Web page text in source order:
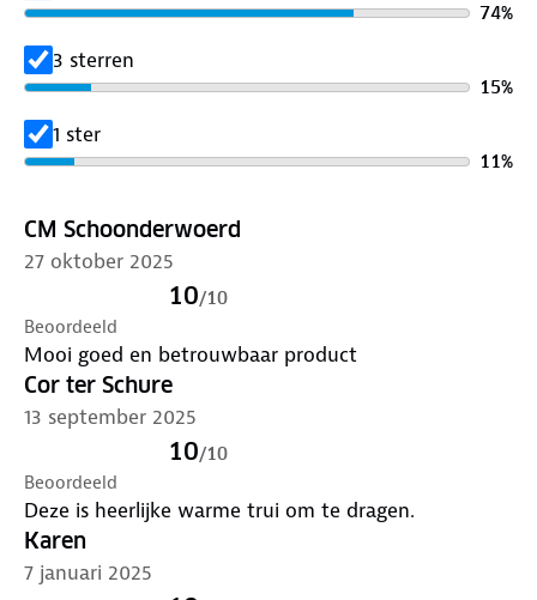
74%
3 sterren
15%
1 ster
11%
CM Schoonderwoerd
27 oktober 2025
10/10
Beoordeeld
Mooi goed en betrouwbaar product
Cor ter Schure
13 september 2025
10/10
Beoordeeld
Deze is heerlijke warme trui om te dragen.
Karen
7 januari 2025